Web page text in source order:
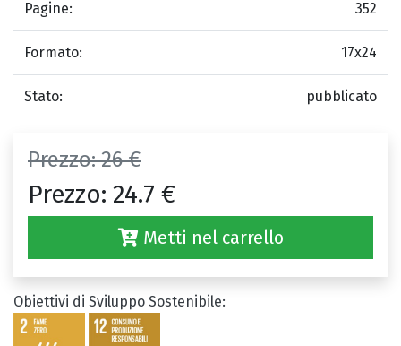
Pagine: 352
Formato: 17x24
Stato: pubblicato
Prezzo:26 €
Prezzo: 24.7 €
Metti nel carrello
Obiettivi di Sviluppo Sostenibile: